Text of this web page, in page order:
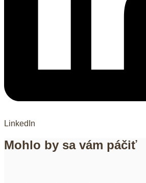
LinkedIn
Mohlo by sa vám páčiť